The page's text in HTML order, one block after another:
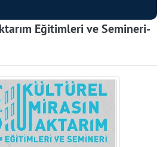
Eğitimleri ve Semineri-